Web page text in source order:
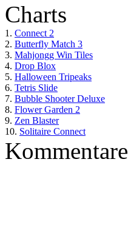
Charts
1. Connect 2
2. Butterfly Match 3
3. Mahjongg Win Tiles
4. Drop Blox
5. Halloween Tripeaks
6. Tetris Slide
7. Bubble Shooter Deluxe
8. Flower Garden 2
9. Zen Blaster
10. Solitaire Connect
Kommentare